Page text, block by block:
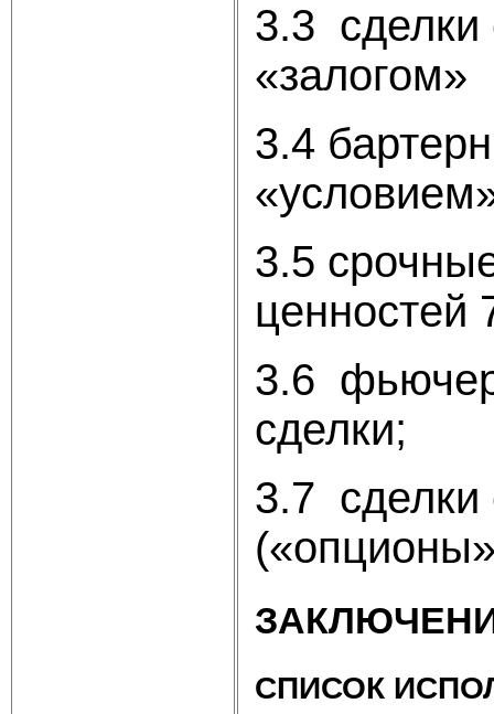
3.3 сделки
3.4
3.5
ценностей
3.6
3.7 сделки
СПИСОК